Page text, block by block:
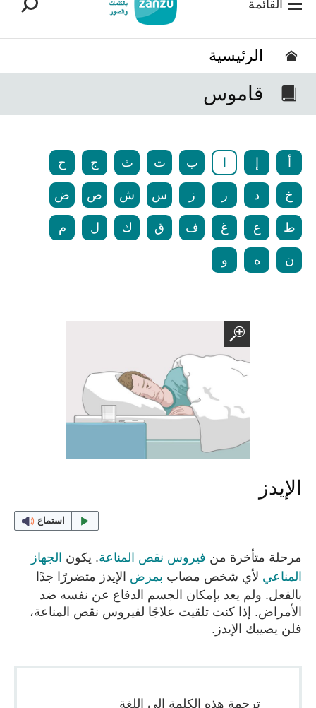
القائمة
الرئيسية
قاموس
ب ت ث ج ح
خ د ر ز س ش ص ض
ط ع غ ف ق ك ل م
ن ه و
الإيدز
استماع
مرحلة متأخرة من فيروس نقص المناعة. يكون الجهاز
المناعي لأي شخص مصاب بمرض الإيدز متضررًا جدًا
بالفعل. ولم يعد بإمكان الجسم الدفاع عن نفسه ضد
الأمراض. إذا كنت تلقيت علاجًا لفيروس نقص المناعة،
فلن يصيبك الإيدز.
ترجمة هذه الكلمة إلى اللغة